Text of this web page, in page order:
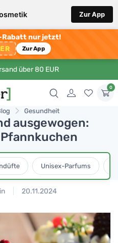
Zur App
Rabatt nur jetzt!
Zur App
über 80 EUR
0
Gesundheit
ausgewogen:
Unisex-Parfums
20.11.2024